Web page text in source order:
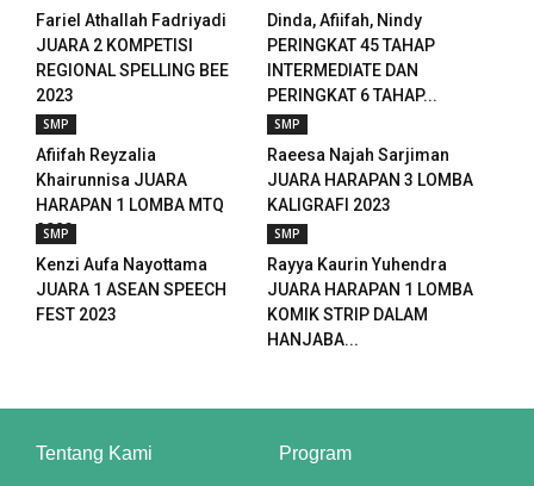
Fariel Athallah Fadriyadi
JUARA 2 KOMPETISI
REGIONAL SPELLING BEE
2023
Dinda, Afiifah, Nindy
PERINGKAT 45 TAHAP
INTERMEDIATE DAN
PERINGKAT 6 TAHAP...
SMP
Afiifah Reyzalia
Khairunnisa JUARA
HARAPAN 1 LOMBA MTQ
2023
SMP
Raeesa Najah Sarjiman
JUARA HARAPAN 3 LOMBA
KALIGRAFI 2023
SMP
Kenzi Aufa Nayottama
JUARA 1 ASEAN SPEECH
FEST 2023
SMP
Rayya Kaurin Yuhendra
JUARA HARAPAN 1 LOMBA
KOMIK STRIP DALAM
HANJABA...
Tentang Kami Program